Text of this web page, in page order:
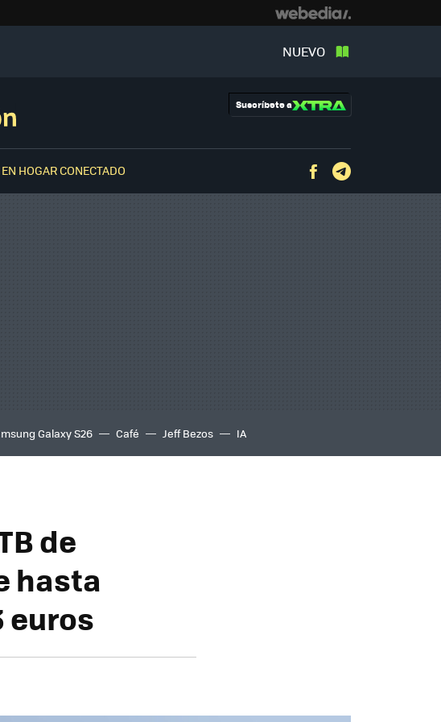
NUEVO
Suscríbete a
HOGAR CONECTADO Facebook
Galaxy S26 Café Jeff Bezos IA
de
hasta
euros